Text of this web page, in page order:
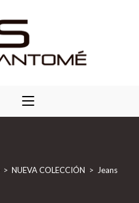
> NUEVA COLECCIÓN > Jeans